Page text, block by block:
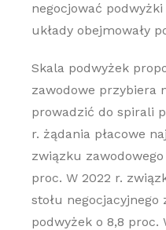
negocjować
układy obejmowały
Skala podwyżek
zawodowe przybiera
prowadzić do spirali
r. żądania płacowe
związku
proc. W 2022 r.
stołu
podwyżek o 8,8 proc.